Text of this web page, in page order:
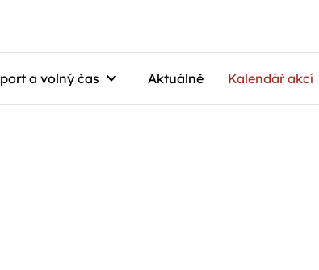
a volný čas Aktuálně Kalendář akcí